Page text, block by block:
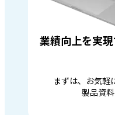
業績向上を実
まずは、お気軽
製品資